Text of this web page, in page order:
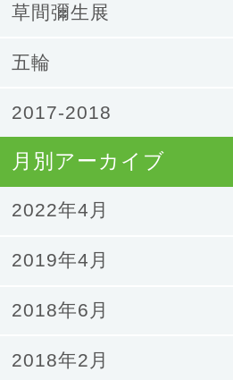
草間彌生展
五輪
2017-2018
月別アーカイブ
2022年4月
2019年4月
2018年6月
2018年2月